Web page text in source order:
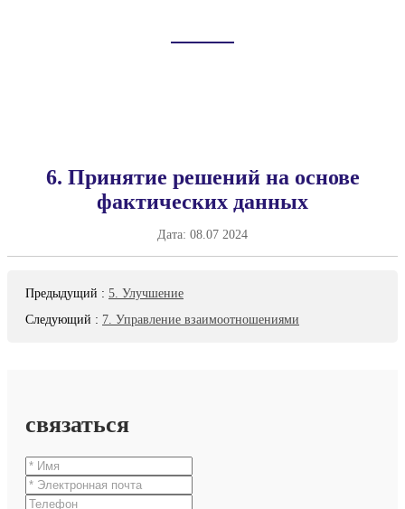
6. Принятие решений на основе
фактических данных
Дата: 08.07 2024
Предыдущий : 5. Улучшение
Следующий : 7. Управление взаимоотношениями
связаться